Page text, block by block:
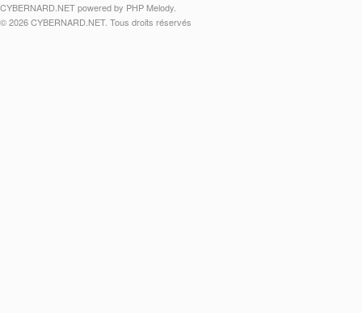
CYBERNARD.NET powered by PHP Melody.
© 2026 CYBERNARD.NET. Tous droits réservés